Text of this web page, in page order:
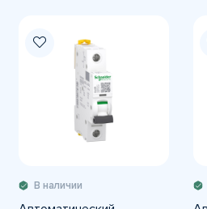
В наличии